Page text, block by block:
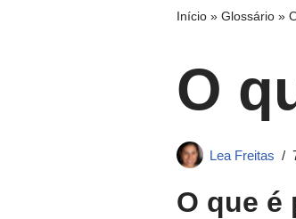
Início »Glossário »
O
Lea Freitas
O que é